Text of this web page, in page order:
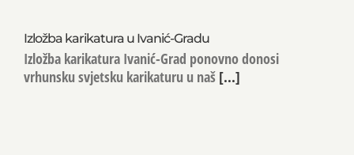
Izložba karikatura u Ivanić-Gradu
Izložba karikatura Ivanić-Grad ponovno donosi
vrhunsku svjetsku karikaturu u naš [...]